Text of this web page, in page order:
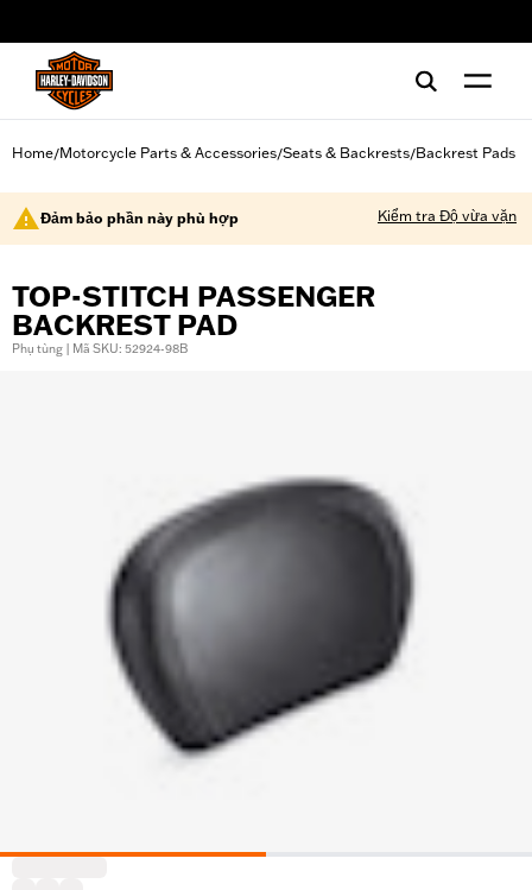
Home/Motorcycle Parts & Accessories/Seats & Backrests/Backrest Pads
Đảm bảo phần này phù hợp Kiểm tra Độ vừa vặn
TOP-STITCH PASSENGER
BACKREST PAD
Phụ tùng | Mã SKU: 52924-98B